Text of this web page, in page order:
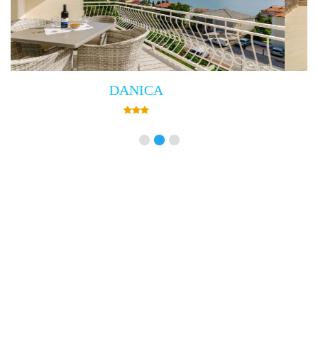
Villa Empress